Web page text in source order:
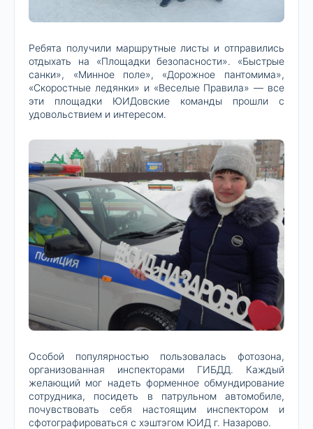
Ребята получили маршрутные листы и отправились
отдыхать на «Площадки безопасности». «Быстрые
санки», «Минное поле», «Дорожное пантомима»,
«Скоростные ледянки» и «Веселые Правила» — все
эти площадки ЮИДовские команды прошли с
удовольствием и интересом.
Особой популярностью пользовалась фотозона,
организованная инспекторами ГИБДД. Каждый
желающий мог надеть форменное обмундирование
сотрудника, посидеть в патрульном автомобиле,
почувствовать себя настоящим инспектором и
сфотографироваться с хэштэгом ЮИД г. Назарово.